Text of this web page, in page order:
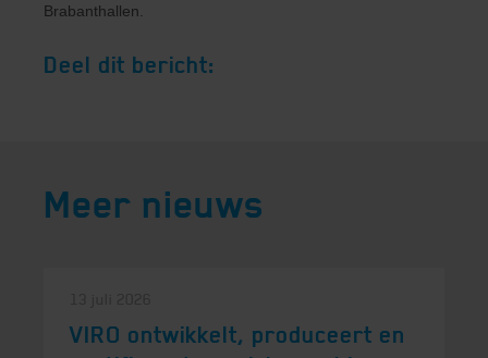
Brabanthallen.
Deel dit bericht:
Meer nieuws
VIRO ontwikkelt, produceert en